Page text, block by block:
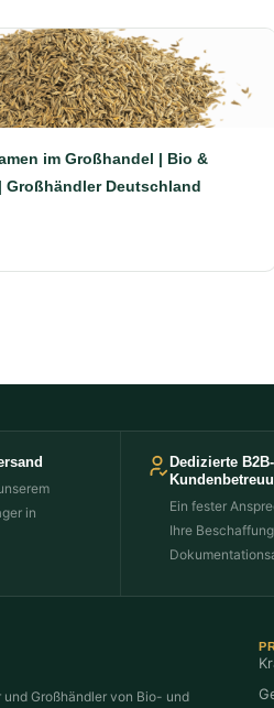
im Großhandel | Bio &
Großhändler Deutschland
in
Dedizierte B2B-
Ein fester
Ihre
und Großhändler von Bio- und